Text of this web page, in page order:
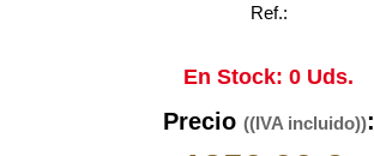
Ref.:
En Stock: 0 Uds.
Precio ((IVA incluido)):